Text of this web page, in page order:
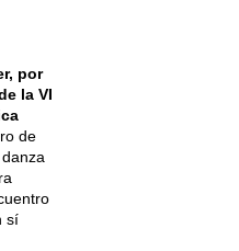
por
la VI
de
sí